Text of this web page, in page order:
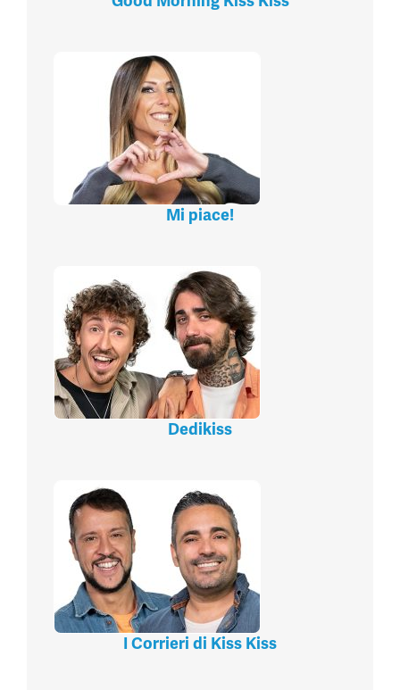
Mi piace!
Dedikiss
I Corrieri di Kiss Kiss